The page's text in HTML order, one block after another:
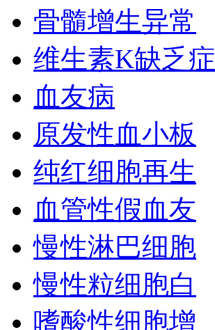
骨髓增生异常
维生素K缺乏症
血友病
原发性血小板
纯红细胞再生
血管性假血友
慢性淋巴细胞
慢性粒细胞白
嗜酸性细胞增